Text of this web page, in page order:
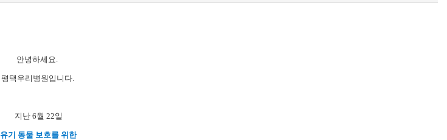
안녕하세요.
평택우리병원입니다.
지난 6월 22일
유기 동물 보호를 위한